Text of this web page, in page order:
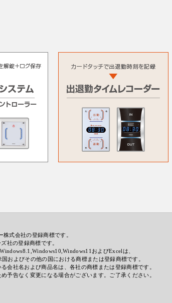
株式会社の登録商標です。
ズ社の登録商標です。
およびExcelは、
およびその他の国における商標または登録商標です。
会社名および商品名は、各社の商標または登録商標です。
予告なく変更になる場合がございます。ご了承ください。